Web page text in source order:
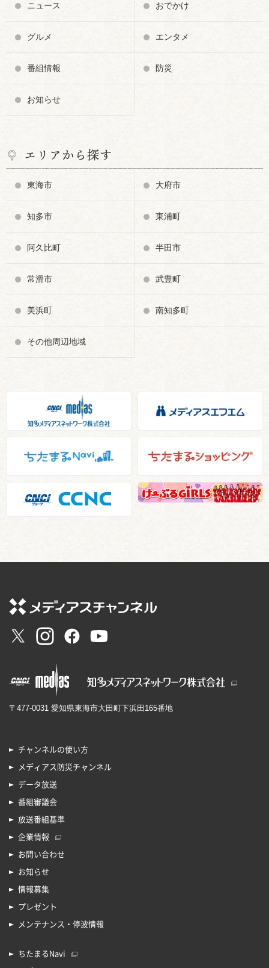
ニュース おでかけ
グルメ エンタメ
番組情報 防災
お知らせ
エリアから探す
東海市 大府市
知多市 東浦町
阿久比町 半田市
常滑市 武豊町
美浜町 南知多町
その他周辺地域
〒477-0031 愛知県東海市大田町下浜田165番地
チャンネルの使い方
メディアス防災チャンネル
データ放送
番組審議会
放送番組基準
企業情報
お問い合わせ
お知らせ
情報募集
プレゼント
メンテナンス・停波情報
ちたまるNavi